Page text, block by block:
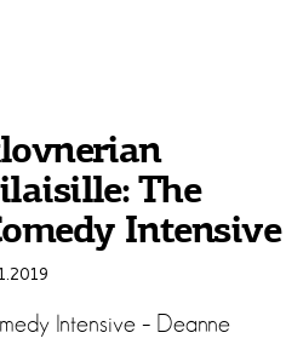
The
Intensive
Intensive – Deanne